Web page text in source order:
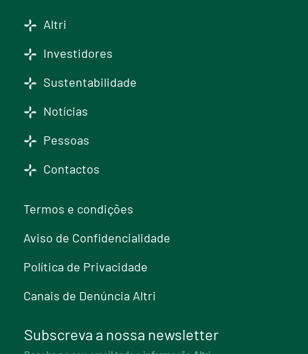
Altri
Investidores
Sustentabilidade
Notícias
Pessoas
Contactos
Termos e condições
Aviso de Confidencialidade
Política de Privacidade
Canais de Denúncia Altri
Subscreva a nossa newsletter